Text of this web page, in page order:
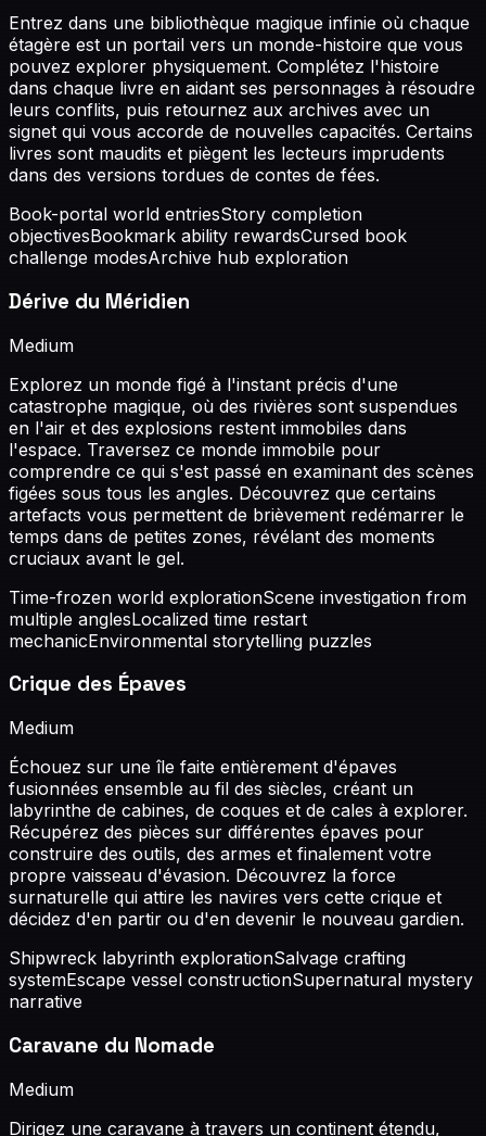
Entrez dans une bibliothèque magique infinie où chaque
étagère est un portail vers un monde-histoire que vous
pouvez explorer physiquement. Complétez l'histoire
dans chaque livre en aidant ses personnages à résoudre
leurs conflits, puis retournez aux archives avec un
signet qui vous accorde de nouvelles capacités. Certains
livres sont maudits et piègent les lecteurs imprudents
dans des versions tordues de contes de fées.
Book-portal world entriesStory completion
objectivesBookmark ability rewardsCursed book
challenge modesArchive hub exploration
Dérive du Méridien
Medium
Explorez un monde figé à l'instant précis d'une
catastrophe magique, où des rivières sont suspendues
en l'air et des explosions restent immobiles dans
l'espace. Traversez ce monde immobile pour
comprendre ce qui s'est passé en examinant des scènes
figées sous tous les angles. Découvrez que certains
artefacts vous permettent de brièvement redémarrer le
temps dans de petites zones, révélant des moments
cruciaux avant le gel.
Time-frozen world explorationScene investigation from
multiple anglesLocalized time restart
mechanicEnvironmental storytelling puzzles
Crique des Épaves
Medium
Échouez sur une île faite entièrement d'épaves
fusionnées ensemble au fil des siècles, créant un
labyrinthe de cabines, de coques et de cales à explorer.
Récupérez des pièces sur différentes épaves pour
construire des outils, des armes et finalement votre
propre vaisseau d'évasion. Découvrez la force
surnaturelle qui attire les navires vers cette crique et
décidez d'en partir ou d'en devenir le nouveau gardien.
Shipwreck labyrinth explorationSalvage crafting
systemEscape vessel constructionSupernatural mystery
narrative
Caravane du Nomade
Medium
Dirigez une caravane à travers un continent étendu,